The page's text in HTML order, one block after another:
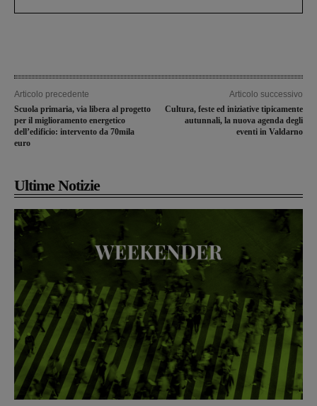
Articolo precedente
Scuola primaria, via libera al progetto
per il miglioramento energetico
dell’edificio: intervento da 70mila
euro
Articolo successivo
Cultura, feste ed iniziative tipicamente
autunnali, la nuova agenda degli
eventi in Valdarno
Ultime Notizie